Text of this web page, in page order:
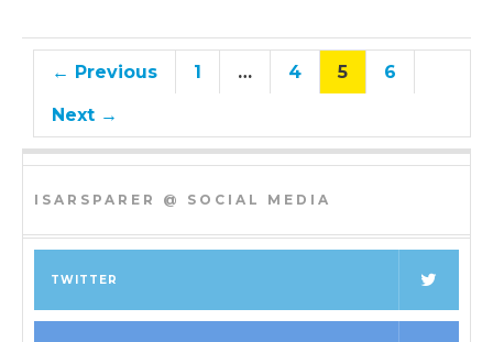
← Previous 1 … 4 5 6
Next →
ISARSPARER @ SOCIAL MEDIA
TWITTER